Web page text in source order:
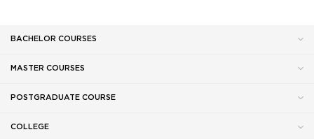
BACHELOR COURSES
MASTER COURSES
POSTGRADUATE COURSE
COLLEGE